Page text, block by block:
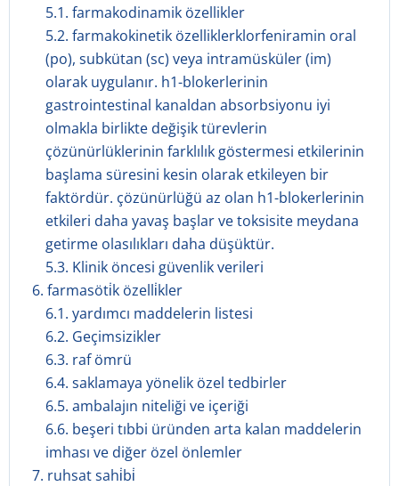
5.1. farmakodinamik özellikler
5.2. farmakokinetik özelliklerklorfeniramin oral
(po), subkütan (sc) veya intramüsküler (im)
olarak uygulanır. h1-blokerlerinin
gastrointestinal kanaldan absorbsiyonu iyi
olmakla birlikte değişik türevlerin
çözünürlüklerinin farklılık göstermesi etkilerinin
başlama süresini kesin olarak etkileyen bir
faktördür. çözünürlüğü az olan h1-blokerlerinin
etkileri daha yavaş başlar ve toksisite meydana
getirme olasılıkları daha düşüktür.
5.3. Klinik öncesi güvenlik verileri
6. farmasöti̇k özelli̇kler
6.1. yardımcı maddelerin listesi
6.2. Geçimsizikler
6.3. raf ömrü
6.4. saklamaya yönelik özel tedbirler
6.5. ambalajın niteliği ve içeriği
6.6. beşeri tıbbi üründen arta kalan maddelerin
imhası ve diğer özel önlemler
7. ruhsat sahi̇bi̇